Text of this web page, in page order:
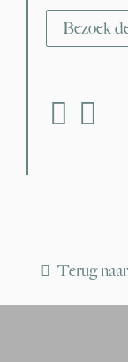
Bezoek
fab fa-
Terug naar